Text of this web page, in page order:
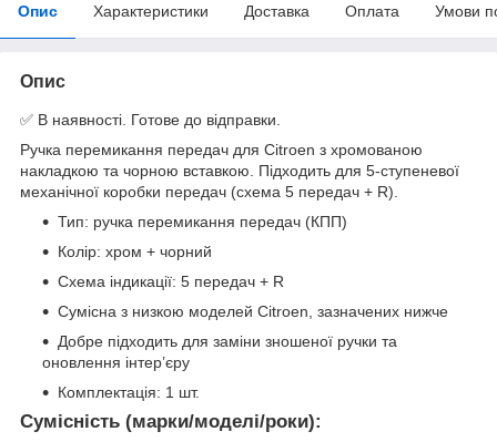
Опис Характеристики Доставка Оплата Умови
Опис
✅ В наявності. Готове до відправки.
Ручка перемикання передач для Citroen з хромованою
накладкою та чорною вставкою. Підходить для 5-ступеневої
механічної коробки передач (схема 5 передач + R).
Тип: ручка перемикання передач (КПП)
Колір: хром + чорний
Схема індикації: 5 передач + R
Сумісна з низкою моделей Citroen, зазначених нижче
Добре підходить для заміни зношеної ручки та
оновлення інтер’єру
Комплектація: 1 шт.
Сумісність (марки/моделі/роки):